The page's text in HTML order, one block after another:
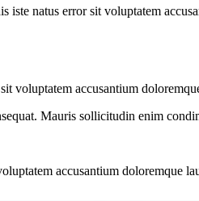
iste natus error sit voluptatem
voluptatem accusantium
Mauris sollicitudin enim
accusantium doloremque